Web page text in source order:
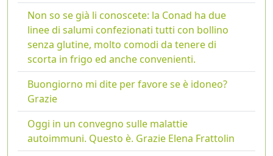
Non so se già li conoscete: la Conad ha due
linee di salumi confezionati tutti con bollino
senza glutine, molto comodi da tenere di
scorta in frigo ed anche convenienti.
Buongiorno mi dite per favore se è idoneo?
Grazie
Oggi in un convegno sulle malattie
autoimmuni. Questo è. Grazie Elena Frattolin